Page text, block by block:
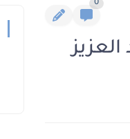
0